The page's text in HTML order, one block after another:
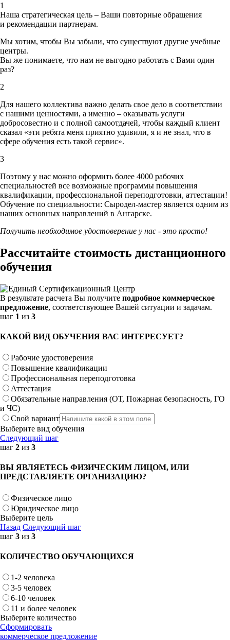
1
Наша стратегическая цель – Ваши повторные обращения
и рекомендации партнерам.
Мы хотим, чтобы Вы забыли, что существуют другие учебные
центры.
Вы же понимаете, что нам не выгодно работать с Вами один
раз?
2
Для нашего коллектива важно делать свое дело в соответствии
с нашими ценностями, а именно – оказывать услуги
добросовестно и с полной самоотдачей, чтобы каждый клиент
сказал «эти ребята меня приятно удивили, я и не знал, что в
сфере обучения есть такой сервис».
3
Поэтому у нас можно оформить более 4000 рабочих
специальностей все возможные программы повышения
квалификации, профессиональной переподготовки, аттестации!
Обучение по специальности: Сыродел-мастер является одним из
наших основных направлений в Ангарске.
Получить необходимое удостоверение у нас - это просто!
Рассчитайте стоимость дистанционного
обучения
В результате расчета Вы получите подробное коммерческое
предложение, соответствующее Вашей ситуации и задачам.
шаг 1 из 3
КАКОЙ ВИД ОБУЧЕНИЯ ВАС ИНТЕРЕСУЕТ?
Рабочие удостоверения
Повышение квалификации
Профессиональная переподготовка
Аттестация
Обязательные направления (ОТ, Пожарная безопасность, ГО
и ЧС)
Свой вариант
Выберите вид обучения
Следующий шаг
шаг 2 из 3
ВЫ ЯВЛЯЕТЕСЬ ФИЗИЧЕСКИМ ЛИЦОМ, ИЛИ
ПРЕДСТАВЛЯЕТЕ ОРГАНИЗАЦИЮ?
Физическое лицо
Юридическое лицо
Выберите цель
Назад Следующий шаг
шаг 3 из 3
КОЛИЧЕСТВО ОБУЧАЮЩИХСЯ
1-2 человека
3-5 человек
6-10 человек
11 и более человек
Выберите количество
Сформировать
коммерческое предложение